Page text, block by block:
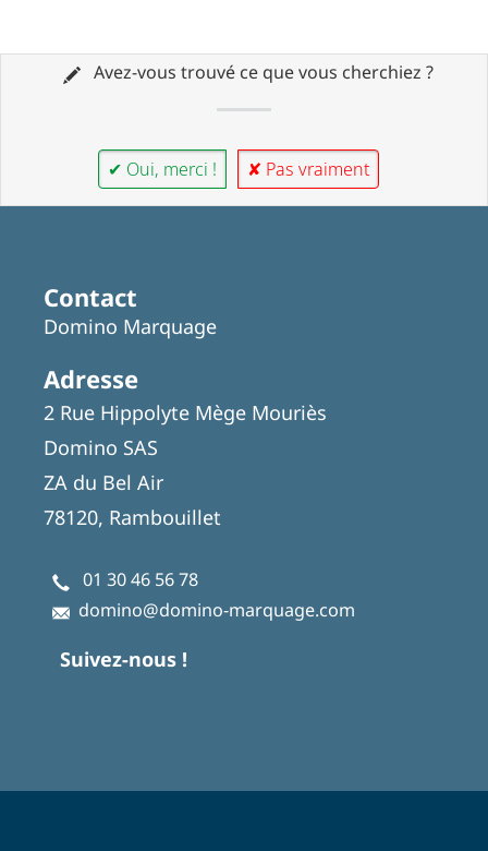
Avez-vous trouvé ce que vous cherchiez ?
✔ Oui, merci ! ✘ Pas vraiment
Contact
Domino Marquage
Adresse
2 Rue Hippolyte Mège Mouriès
Domino SAS
ZA du Bel Air
78120, Rambouillet
01 30 46 56 78
domino@domino-marquage.com
Suivez-nous !